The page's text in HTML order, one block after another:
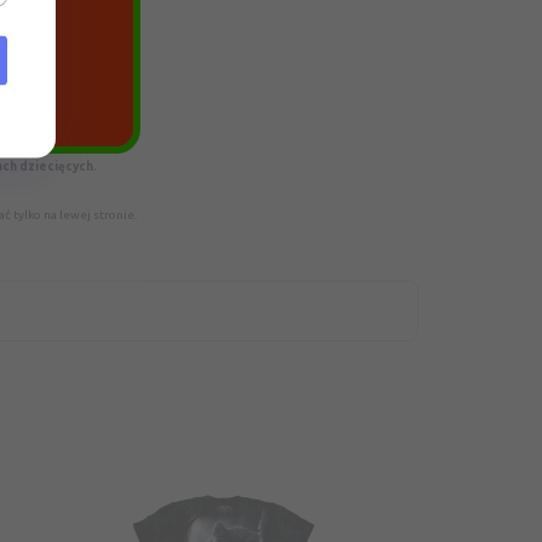
dalej jesteś
dziecięcych.
tylko na lewej stronie.